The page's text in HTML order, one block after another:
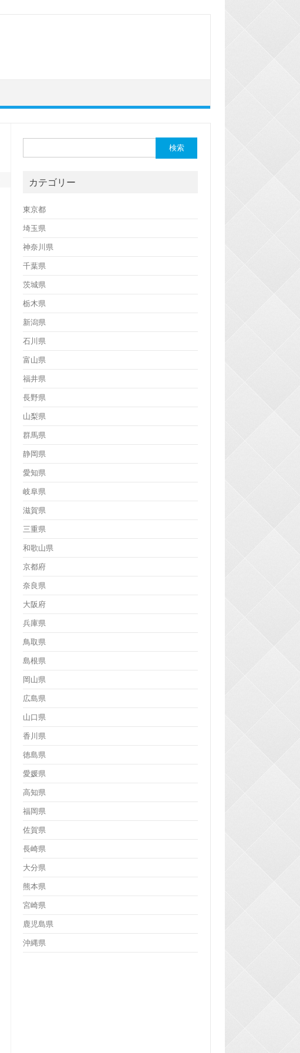
索:
カテゴリー
東京都
埼玉県
神奈川県
千葉県
茨城県
栃木県
新潟県
石川県
富山県
福井県
長野県
山梨県
群馬県
静岡県
愛知県
岐阜県
滋賀県
三重県
和歌山県
京都府
奈良県
大阪府
兵庫県
鳥取県
島根県
岡山県
広島県
山口県
香川県
徳島県
愛媛県
高知県
福岡県
佐賀県
長崎県
大分県
熊本県
宮崎県
鹿児島県
沖縄県